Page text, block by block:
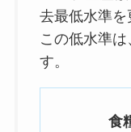
去最低水準を
この低水準
す。
食